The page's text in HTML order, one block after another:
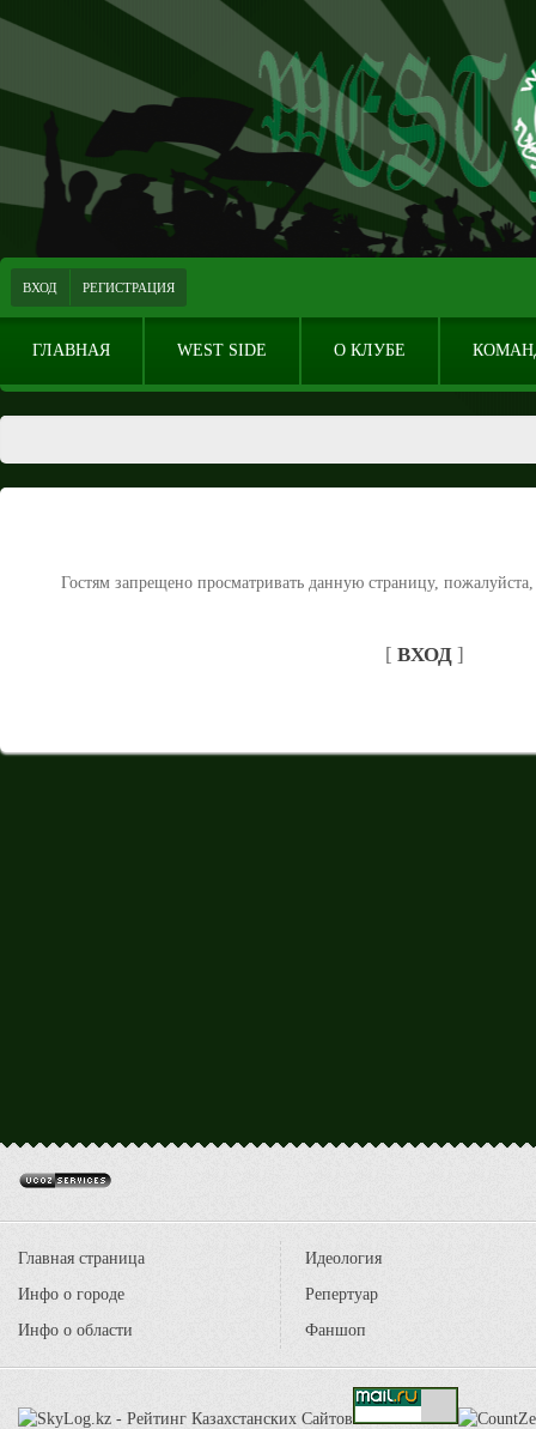
ВХОД РЕГИСТРАЦИЯ
ГЛАВНАЯ WEST SIDE О КЛУБЕ
Гостям запрещено просматривать данную страницу,
[ ВХОД ]
Главная страница
Инфо о городе
Инфо о области
Идеология
Репертуар
Фаншоп